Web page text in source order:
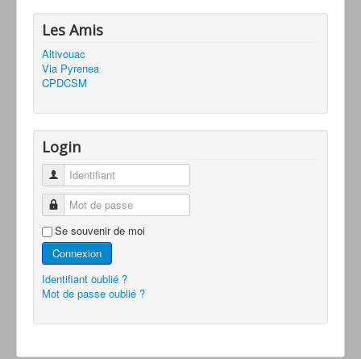
Les Amis
Altivouac
Via Pyrenea
CPDCSM
Login
Identifiant
Mot de passe
Se souvenir de moi
Connexion
Identifiant oublié ?
Mot de passe oublié ?